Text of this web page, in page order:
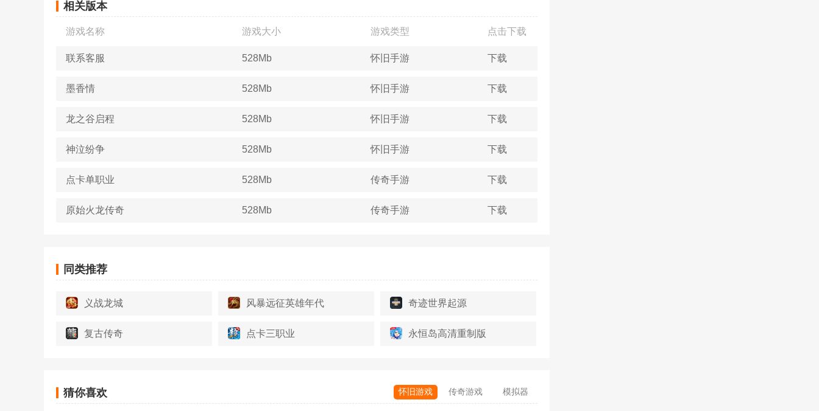
相关版本
游戏名称 游戏大小 游戏类型 点击下载
联系客服 528Mb 怀旧手游 下载
墨香情 528Mb 怀旧手游 下载
龙之谷启程 528Mb 怀旧手游 下载
神泣纷争 528Mb 怀旧手游 下载
点卡单职业 528Mb 传奇手游 下载
原始火龙传奇 528Mb 传奇手游 下载
同类推荐
义战龙城 风暴远征英雄年代 奇迹世界起源
复古传奇 点卡三职业 永恒岛高清重制版
猜你喜欢 怀旧游戏 传奇游戏 模拟器